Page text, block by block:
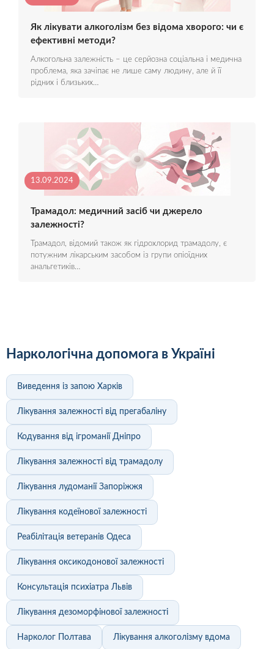
Як лікувати алкоголізм без відома хворого: чи є
ефективні методи?
Алкогольна залежність – це серйозна соціальна і медична
проблема, яка зачіпає не лише саму людину, але й її
рідних і близьких…
13.09.2024
Трамадол: медичний засіб чи джерело
залежності?
Трамадол, відомий також як гідрохлорид трамадолу, є
потужним лікарським засобом із групи опіоїдних
анальгетиків…
Наркологічна допомога в Україні
Виведення із запою Харків
Лікування залежності від прегабаліну
Кодування від ігроманії Дніпро
Лікування залежності від трамадолу
Лікування лудоманії Запоріжжя
Лікування кодеїнової залежності
Реабілітація ветеранів Одеса
Лікування оксикодонової залежності
Консультація психіатра Львів
Лікування дезоморфінової залежності
Нарколог Полтава Лікування алкоголізму вдома